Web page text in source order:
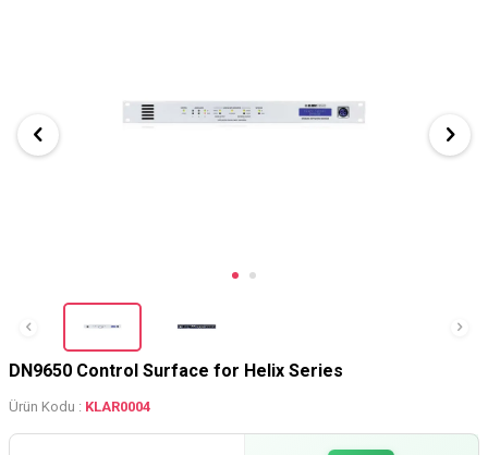
DN9650 Control Surface for Helix Series
Ürün Kodu : KLAR0004